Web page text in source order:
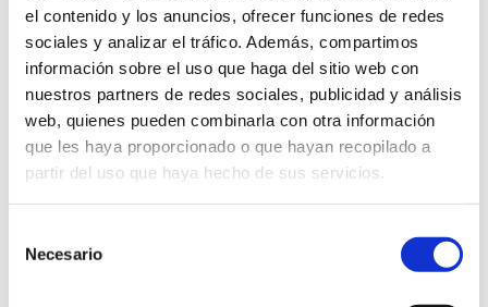
el contenido y los anuncios, ofrecer funciones de redes
sociales y analizar el tráfico. Además, compartimos
información sobre el uso que haga del sitio web con
nuestros partners de redes sociales, publicidad y análisis
web, quienes pueden combinarla con otra información
que les haya proporcionado o que hayan recopilado a
partir del uso que haya hecho de sus servicios.
Necesario
elemento en la BBDD, la nueva vista.
Crear una vista no tiene misterio, siguiendo el
ejemplo anterior, podríamos crearla utilizando
la query nativa. La ventaja es que para la
aplicación sería transparente cómo esté
creada la vista, la trataríamos como a una
tabla de consulta.
campo «level», para poder hacer consultas